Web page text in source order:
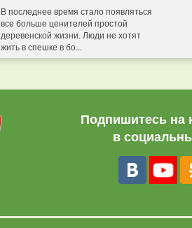
В последнее время стало появляться
все больше ценителей простой
деревенской жизни. Люди не хотят
жить в спешке в бо...
Подпишитесь на
в